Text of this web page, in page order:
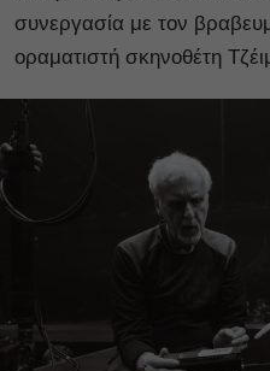
συνεργασία με τον
οραματιστή σκηνοθέτη